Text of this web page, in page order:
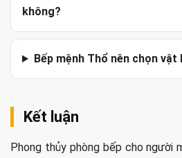
không?
Bếp mệnh Thổ nên chọn vật
Kết luận
Phong thủy phòng bếp cho người